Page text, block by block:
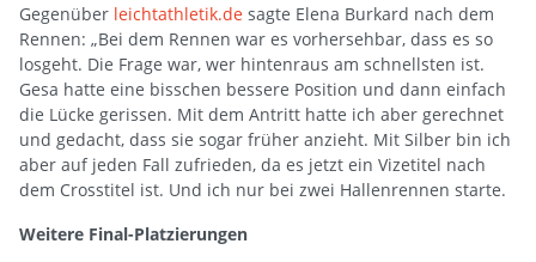
Gegenüber leichtathletik.de sagte Elena Burkard nach dem
Rennen: „Bei dem Rennen war es vorhersehbar, dass es so
losgeht. Die Frage war, wer hintenraus am schnellsten ist.
Gesa hatte eine bisschen bessere Position und dann einfach
die Lücke gerissen. Mit dem Antritt hatte ich aber gerechnet
und gedacht, dass sie sogar früher anzieht. Mit Silber bin ich
aber auf jeden Fall zufrieden, da es jetzt ein Vizetitel nach
dem Crosstitel ist. Und ich nur bei zwei Hallenrennen starte.
Weitere Final-Platzierungen